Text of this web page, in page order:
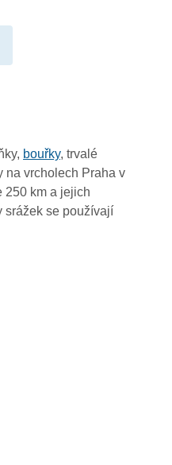
01:45
01:35
01:25
01:15
bouřky, trvalé
na vrcholech Praha v
250 km a jejich
srážek se používají